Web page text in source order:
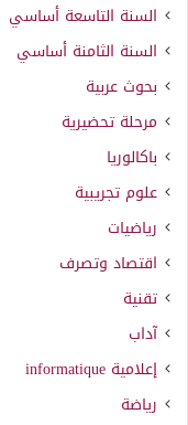
السنة التاسعة أساسي
السنة الثامنة أساسي
بحوث عربية
مرحلة تحضيرية
باكالوريا
علوم تجريبية
رياضيات
اقتصاد وتصرف
تقنية
آداب
إعلامية informatique
رياضة